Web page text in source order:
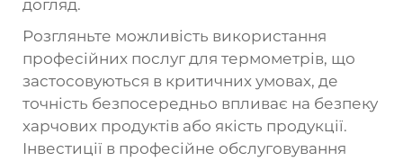
догляд.
Розгляньте можливість використання
професійних послуг для термометрів, що
застосовуються в критичних умовах, де
точність безпосередньо впливає на безпеку
харчових продуктів або якість продукції.
Інвестиції в професійне обслуговування